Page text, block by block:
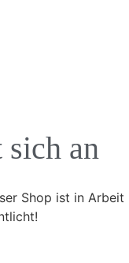
sich an
Shop ist in Arbeit